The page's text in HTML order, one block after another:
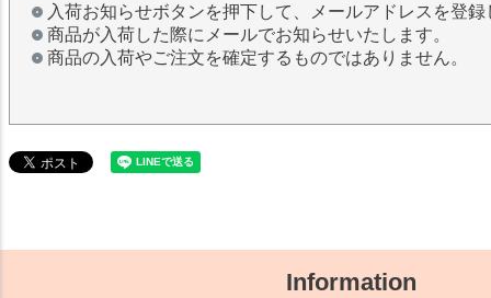
入荷お知らせボタンを押下して、メールアドレスを登
商品が入荷した際にメールでお知らせいたします。
商品の入荷やご注文を確定するものではありません。
Information